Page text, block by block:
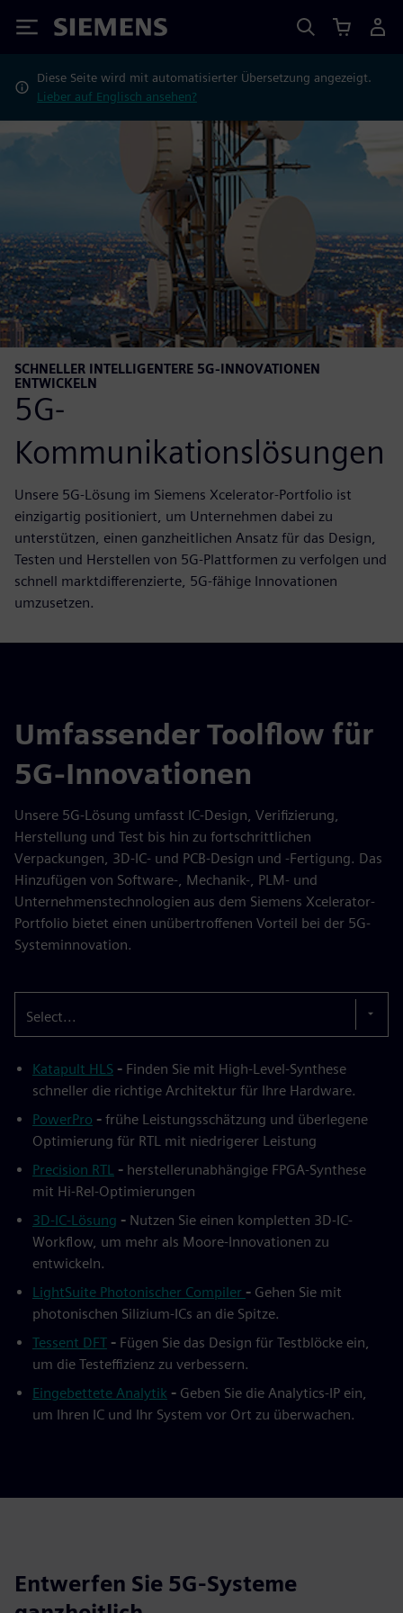
Siemens
Diese Seite wird mit automatisierter Übersetzung angezeigt.
Lieber auf Englisch ansehen?
SCHNELLER INTELLIGENTERE 5G-INNOVATIONEN
ENTWICKELN
5G-
Kommunikationslösungen
Unsere 5G-Lösung im Siemens Xcelerator-Portfolio ist
einzigartig positioniert, um Unternehmen dabei zu
unterstützen, einen ganzheitlichen Ansatz für das Design,
Testen und Herstellen von 5G-Plattformen zu verfolgen und
schnell marktdifferenzierte, 5G-fähige Innovationen
umzusetzen.
Umfassender Toolflow für
5G-Innovationen
Unsere 5G-Lösung umfasst IC-Design, Verifizierung,
Herstellung und Test bis hin zu fortschrittlichen
Verpackungen, 3D-IC- und PCB-Design und -Fertigung. Das
Hinzufügen von Software-, Mechanik-, PLM- und
Unternehmenstechnologien aus dem Siemens Xcelerator-
Portfolio bietet einen unübertroffenen Vorteil bei der 5G-
Systeminnovation.
Select...
Katapult HLS - Finden Sie mit High-Level-Synthese
schneller die richtige Architektur für Ihre Hardware.
PowerPro - frühe Leistungsschätzung und überlegene
Optimierung für RTL mit niedrigerer Leistung
Precision RTL - herstellerunabhängige FPGA-Synthese
mit Hi-Rel-Optimierungen
3D-IC-Lösung - Nutzen Sie einen kompletten 3D-IC-
Workflow, um mehr als Moore-Innovationen zu
entwickeln.
LightSuite Photonischer Compiler - Gehen Sie mit
photonischen Silizium-ICs an die Spitze.
Tessent DFT - Fügen Sie das Design für Testblöcke ein,
um die Testeffizienz zu verbessern.
Eingebettete Analytik - Geben Sie die Analytics-IP ein,
um Ihren IC und Ihr System vor Ort zu überwachen.
Entwerfen Sie 5G-Systeme